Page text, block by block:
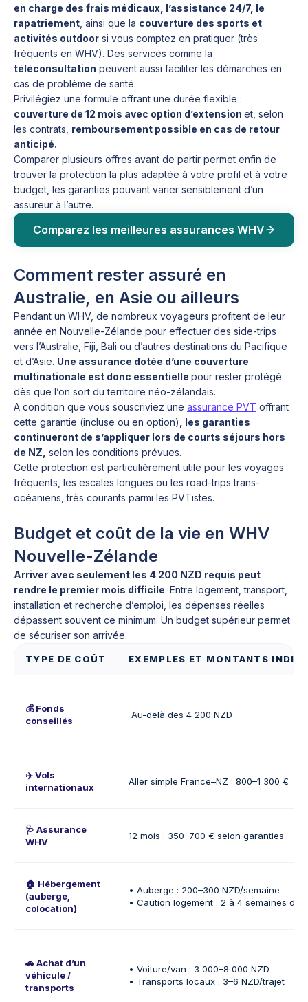
en charge des frais médicaux, l’assistance 24/7, le
rapatriement , ainsi que la couverture des sports et
activités outdoor si vous comptez en pratiquer (très
fréquents en WHV). Des services comme la
téléconsultation peuvent aussi faciliter les démarches en
cas de problème de santé.
Privilégiez une formule offrant une durée flexible :
couverture de 12 mois avec option d’extension et, selon
les contrats, remboursement possible en cas de retour
anticipé.
Comparer plusieurs offres avant de partir permet enfin de
trouver la protection la plus adaptée à votre profil et à votre
budget, les garanties pouvant varier sensiblement d’un
assureur à l’autre.
Comparez les meilleures assurances WHV
Comment rester assuré en
Australie, en Asie ou ailleurs
Pendant un WHV, de nombreux voyageurs profitent de leur
année en Nouvelle-Zélande pour effectuer des side-trips
vers l’Australie, Fiji, Bali ou d’autres destinations du Pacifique
et d’Asie. Une assurance dotée d’une couverture
multinationale est donc essentielle pour rester protégé
dès que l’on sort du territoire néo-zélandais.
A condition que vous souscriviez une assurance PVT offrant
cette garantie (incluse ou en option)
, les garanties
continueront de s’appliquer lors de courts séjours hors
de NZ, selon les conditions prévues.
Cette protection est particulièrement utile pour les voyages
fréquents, les escales longues ou les road-trips trans-
océaniens, très courants parmi les PVTistes.
Budget et coût de la vie en WHV
Nouvelle-Zélande
Arriver avec seulement les 4 200 NZD requis peut
rendre le premier mois difficile. Entre logement, transport,
installation et recherche d’emploi, les dépenses réelles
dépassent souvent ce minimum. Un budget supérieur permet
de sécuriser son arrivée.
TYPE DE COÛT EXEMPLES ET MONTANTS
💰 Fonds
conseillés
Au-delà des 4 200 NZD
✈️ Vols
internationaux
Aller simple France–NZ : 800–1 300 €
🩺 Assurance
WHV
12 mois : 350–700 € selon garanties
🏠 Hébergement
(auberge,
colocation)
• Auberge : 200–300 NZD/semaine
• Caution logement : 2 à 4 semaines de
🚗Achat d’un
véhicule /
transports
• Voiture/van : 3 000–8 000 NZD
• Transports locaux : 3–6 NZD/trajet